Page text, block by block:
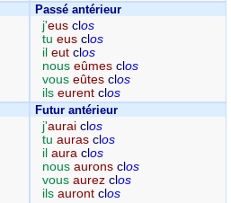
Passé antérieur
j'eus clos
tueus clos
ileut clos
nouseûmes clos
vouseûtes clos
ilseurent clos
Futur antérieur
j'aurai clos
tuauras clos
ilaura clos
nousaurons clos
vousaurez clos
ilsauront clos